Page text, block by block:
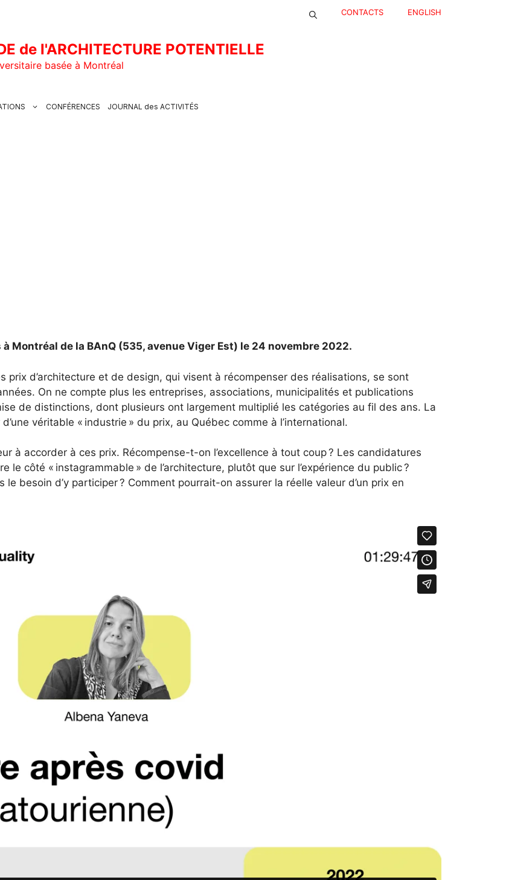
CONTACTS ENGLISH
de l'ARCHITECTURE POTENTIELLE
basée à Montréal
CONFÉRENCES JOURNAL des ACTIVITÉS
Montréal de la BAnQ (535, avenue Viger Est) le 24 novembre 2022.
prix d’architecture et de design, qui visent à récompenser des réalisations, se sont
On ne compte plus les entreprises, associations, municipalités et publications
de distinctions, dont plusieurs ont largement multiplié les catégories au fil des ans. La
véritable « industrie » du prix, au Québec comme à l’international.
à accorder à ces prix. Récompense-t-on l’excellence à tout coup ? Les candidatures
le côté « instagrammable » de l’architecture, plutôt que sur l’expérience du public ?
besoin d’y participer ? Comment pourrait-on assurer la réelle valeur d’un prix en